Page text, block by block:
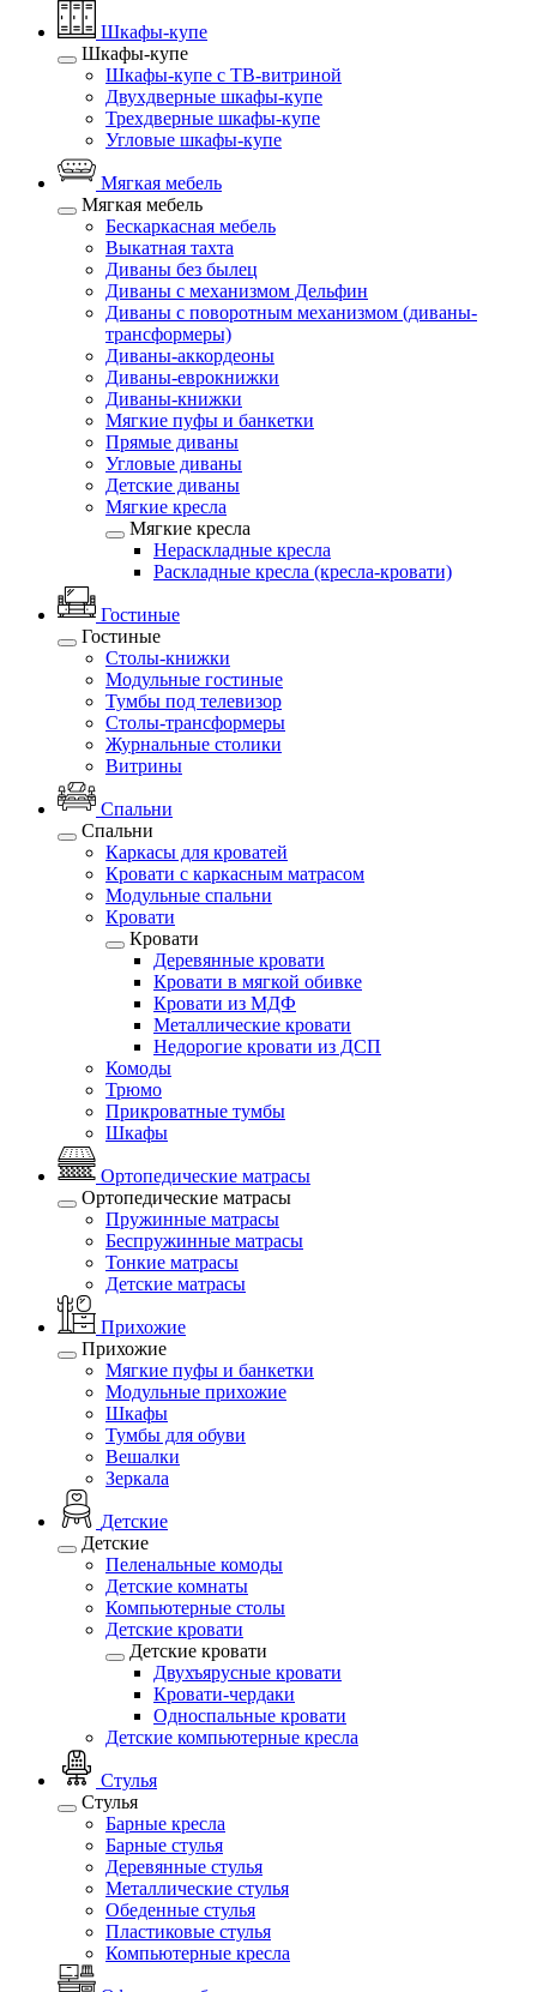
Шкафы-купе
Шкафы-купе
Шкафы-купе с ТВ-витриной
Двухдверные шкафы-купе
Трехдверные шкафы-купе
Угловые шкафы-купе
Мягкая мебель
Мягкая мебель
Бескаркасная мебель
Выкатная тахта
Диваны без былец
Диваны с механизмом Дельфин
Диваны с поворотным механизмом (диваны-
трансформеры)
Диваны-аккордеоны
Диваны-еврокнижки
Диваны-книжки
Мягкие пуфы и банкетки
Прямые диваны
Угловые диваны
Детские диваны
Мягкие кресла
Мягкие кресла
Нераскладные кресла
Раскладные кресла (кресла-кровати)
Гостиные
Гостиные
Столы-книжки
Модульные гостиные
Тумбы под телевизор
Столы-трансформеры
Журнальные столики
Витрины
Спальни
Спальни
Каркасы для кроватей
Кровати с каркасным матрасом
Модульные спальни
Кровати
Кровати
Деревянные кровати
Кровати в мягкой обивке
Кровати из МДФ
Металлические кровати
Недорогие кровати из ДСП
Комоды
Трюмо
Прикроватные тумбы
Шкафы
Ортопедические матрасы
Ортопедические матрасы
Пружинные матрасы
Беспружинные матрасы
Тонкие матрасы
Детские матрасы
Прихожие
Прихожие
Мягкие пуфы и банкетки
Модульные прихожие
Шкафы
Тумбы для обуви
Вешалки
Зеркала
Детские
Детские
Пеленальные комоды
Детские комнаты
Компьютерные столы
Детские кровати
Детские кровати
Двухъярусные кровати
Кровати-чердаки
Односпальные кровати
Детские компьютерные кресла
Стулья
Стулья
Барные кресла
Барные стулья
Деревянные стулья
Металлические стулья
Обеденные стулья
Пластиковые стулья
Компьютерные кресла